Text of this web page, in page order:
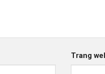
Trang